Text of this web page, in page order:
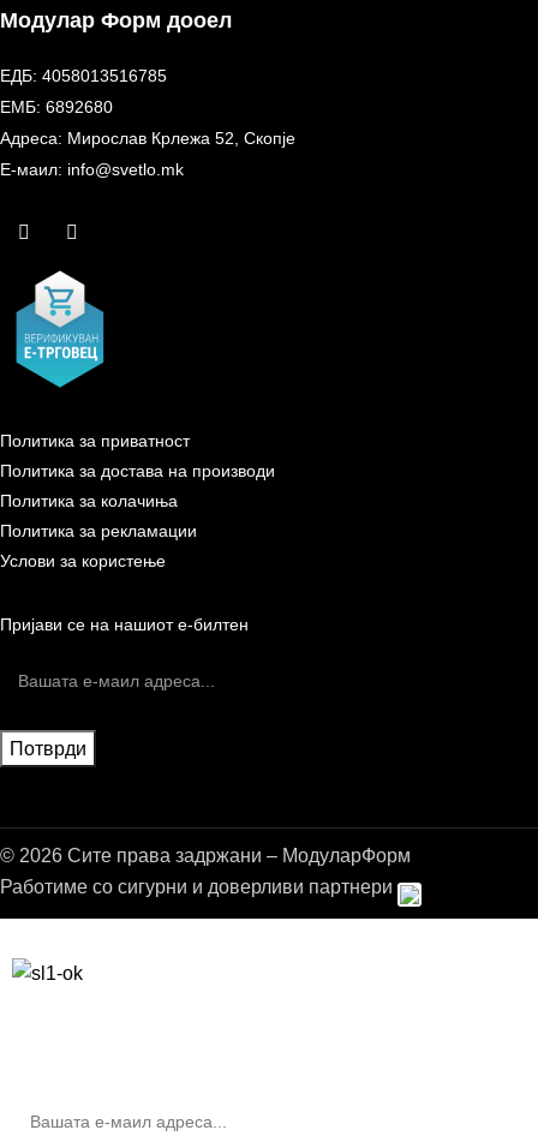
Модулар Форм дооел
ЕДБ: 4058013516785
ЕМБ: 6892680
Адреса: Мирослав Крлежа 52, Скопје
Е-маил: info@svetlo.mk
Политика за приватност
Политика за достава на производи
Политика за колачиња
Политика за рекламации
Услови за користење
Пријави се на нашиот е-билтен
© 2026 Сите права задржани – МодуларФорм
Работиме со сигурни и доверливи партнери